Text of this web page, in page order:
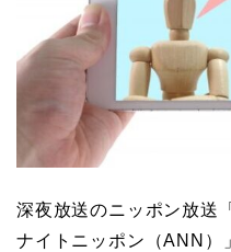
深夜放送のニッポン放送
ナイトニッポン（ANN）